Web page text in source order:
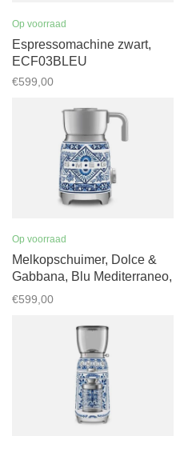
Op voorraad
Espressomachine zwart,
ECF03BLEU
€599,00
Op voorraad
Melkopschuimer, Dolce &
Gabbana, Blu Mediterraneo,
MFF01DGBEU
€599,00